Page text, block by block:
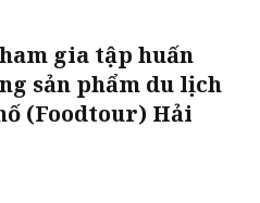
gia tập huấn
sản phẩm du lịch
(Foodtour) Hải